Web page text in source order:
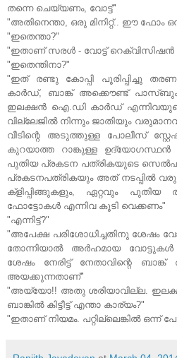
തന്നെ ചെയ്യണം, വോട്ട്"
"അതിനെന്താ, ഒരു മിനിറ്റ്.. ഈ ഫോം
"ഇതെന്താ?"
"ഇതാണ് സരള്‍ - വോട്ട് റെക്വിസിഷന്‍
"ഇതെന്തിനാ?"
"ഇത് രണ്ടു കോപ്പി പൂരിപ്പിച്ചു
കാര്‍ഡ്, ബാങ്ക് അക്കൌണ്ട്
ഇലക്ഷന്‍ ഐ.ഡി കാര്‍ഡ് എന്നിവയുടെ
വില്ലേജില്‍ നിന്നും ജാതിയും
വീടിന്റെ അടുത്തുള്ള പോലീസ്
കുറയാത്ത റാങ്കുള്ള ഉദ്യോഗസ്ഥന്‍
പുതിയ പ്രകടന പത്രികയുടെ സെല്‍ഫ്
പ്രകടനപത്രികയും അത് നടപ്പില്‍
ക്ളിപ്പിങ്ങുകളും, ഏറ്റവും
ഫോട്ടോകള്‍ എന്നിവ കൂടി വെക്കണം"
"എന്നിട്ട്?"
"അപേക്ഷ പരിശോധിച്ചതിനു ശേഷം
തോന്നിയാല്‍ അര്‍ഹമായ വോട്ടുകള്‍
ശേഷം നേരിട്ട് നേതാവിന്റെ ബാങ്ക്
അയക്കുന്നതാണ്"
"അയ്യോ!! അതു ശരിയാവില്ല.
ബാങ്കില്‍ കിട്ടീട്ട് എന്താ കാര്യം?"
"ഇതാണ് നിയമം. പറ്റില്ലെങ്കില്‍ ഒന്ന്